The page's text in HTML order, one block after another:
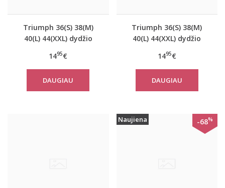
Triumph 36(S) 38(M)
40(L) 44(XXL) dydžio
moteriška medvilninė
miego palaidinė Mix
Match TOP SSL 01 X
1495€
DAUGIAU
Triumph 36(S) 38(M)
40(L) 44(XXL) dydžio
medvilninė miego
palaidinė Mix Match
TOP SSL 01 X
1495€
DAUGIAU
Naujiena -68%